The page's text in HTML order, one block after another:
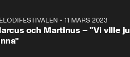
•11 MARS 2023
och Martinus – "Vi ville ju